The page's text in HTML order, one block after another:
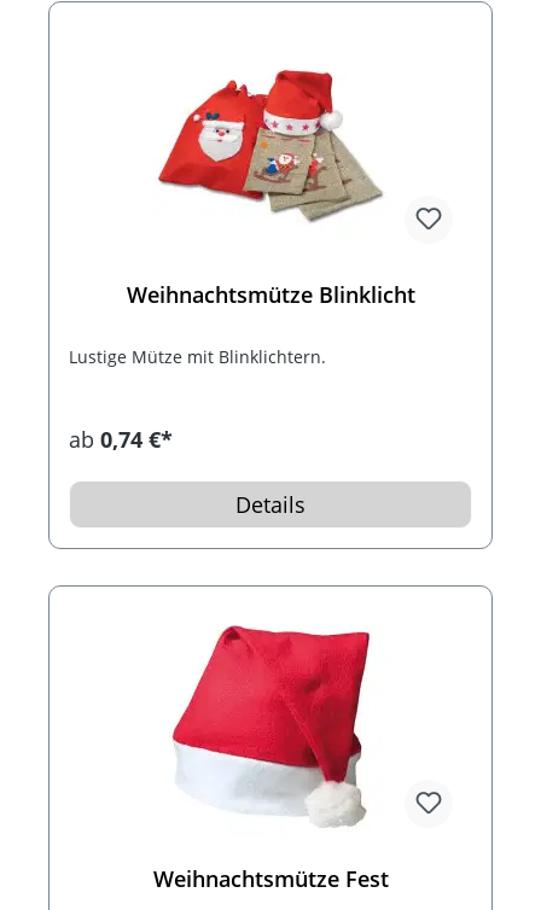
Weihnachtsmütze Blinklicht
Lustige Mütze mit Blinklichtern.
ab 0,74 €*
Details
Weihnachtsmütze Fest